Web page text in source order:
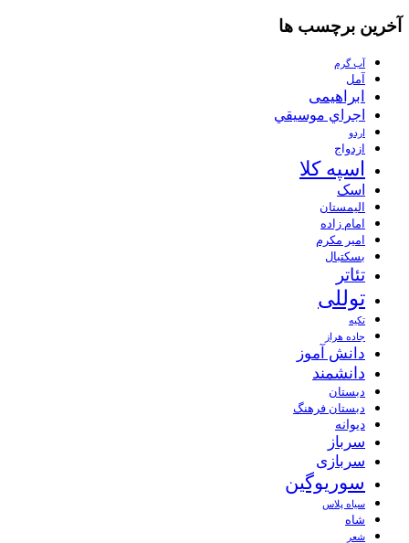
آخرین برچسب ها
آب گرم
آمل
ابراهیمی
اجراي موسيقي
اردو
ازدواج
اسپه کلا
اسک
الیمستان
امام زاده
امیر مکرم
بسکتبال
تئاتر
توللی
تکیه
جاده هراز
دانش آموز
دانشمند
دبستان
دبستان فرهنگ
دیوانه
سرباز
سربازی
سوریوگین
سیاه پلاس
شاه
شعر